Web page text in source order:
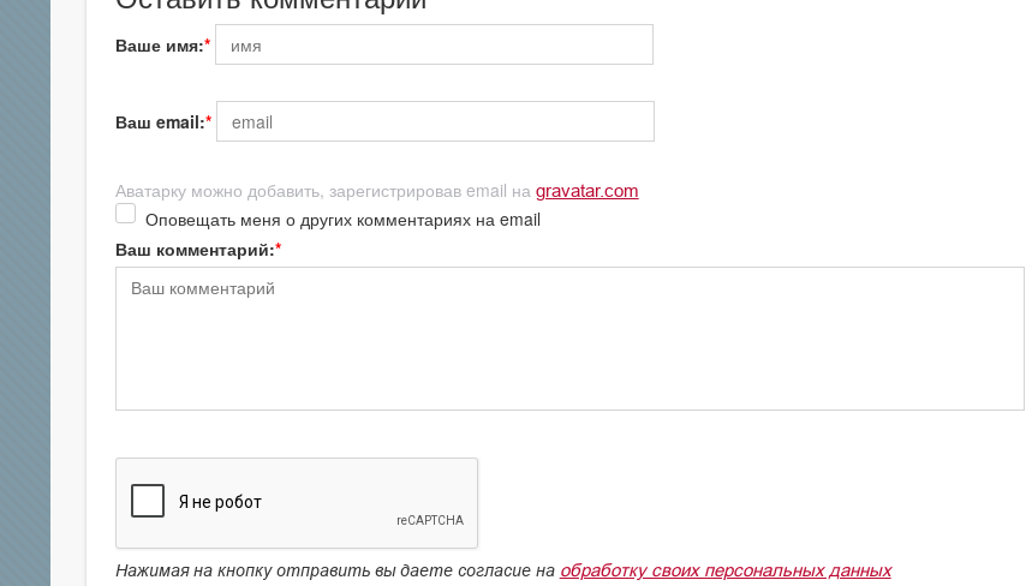
Ваше имя:
Ваш email:
Аватарку можно добавить, зарегистрировав email на gravatar.com
Оповещать меня о других комментариях на email
Ваш комментарий:
Нажимая на кнопку отправить вы даете согласие на обработку своих персональных данных